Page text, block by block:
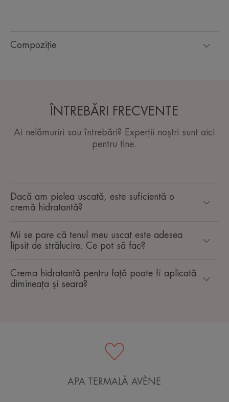
Compoziție
ÎNTREBĂRI FRECVENTE
Ai nelămuriri sau întrebări? Experții noștri sunt aici
pentru tine.
Dacă am pielea uscată, este suficientă o
cremă hidratantă?
Mi se pare că tenul meu uscat este adesea
lipsit de strălucire. Ce pot să fac?
Crema hidratantă pentru față poate fi aplicată
dimineața și seara?
APA TERMALĂ AVÈNE